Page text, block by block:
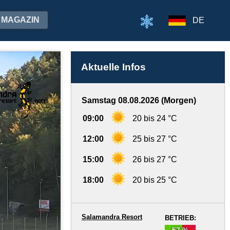
MAGAZIN DE
Aktuelle Infos
Samstag 08.08.2026 (Morgen)
09:00 20 bis 24 °C
12:00 25 bis 27 °C
15:00 26 bis 27 °C
18:00 20 bis 25 °C
BETRIEB:
Salamandra Resort